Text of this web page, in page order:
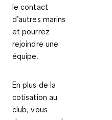
le contact
d’autres marins
et pourrez
rejoindre une
équipe.
En plus de la
cotisation au
club, vous